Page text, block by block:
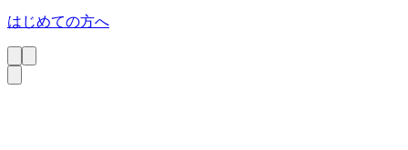
はじめての方へ